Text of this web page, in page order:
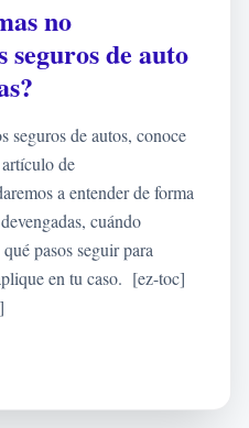
no
seguros de auto
seguros de autos, conoce
de
a entender de forma
cuándo
pasos seguir para
en tu caso. [ez-toc]